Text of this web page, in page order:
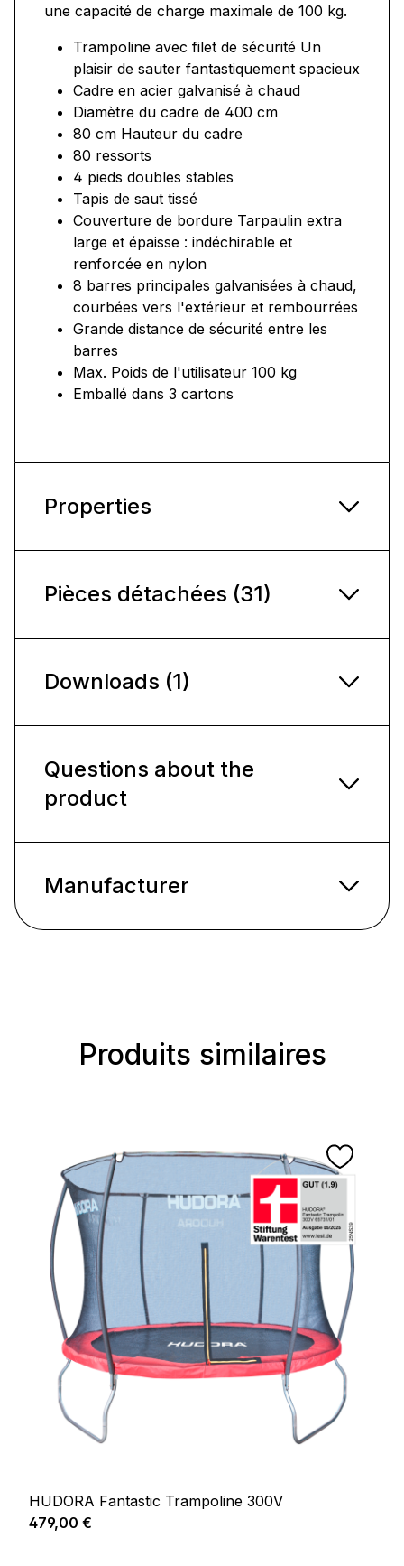
une capacité de charge maximale de 100 kg.
Trampoline avec filet de sécurité Un
plaisir de sauter fantastiquement spacieux
Cadre en acier galvanisé à chaud
Diamètre du cadre de 400 cm
80 cm Hauteur du cadre
80 ressorts
4 pieds doubles stables
Tapis de saut tissé
Couverture de bordure Tarpaulin extra
large et épaisse : indéchirable et
renforcée en nylon
8 barres principales galvanisées à chaud,
courbées vers l'extérieur et rembourrées
Grande distance de sécurité entre les
barres
Max. Poids de l'utilisateur 100 kg
Emballé dans 3 cartons
Properties
Pièces détachées (31)
Downloads (1)
Questions about the
product
Manufacturer
Ignorer la galerie de produits
Produits similaires
HUDORA Fantastic Trampoline 300V
Prix régulier :
479,00 €